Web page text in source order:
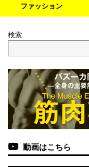
ファッション
検索
動画はこちら